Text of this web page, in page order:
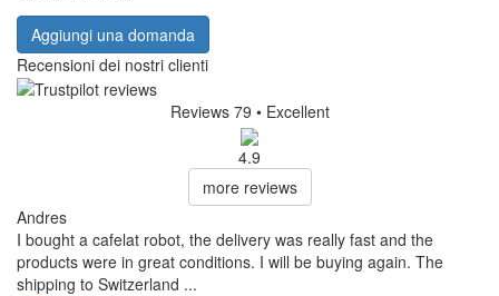
Aggiungi una domanda
Recensioni dei nostri clienti
Reviews 79 • Excellent
4.9
more reviews
Andres
I bought a cafelat robot, the delivery was really fast and the
products were in great conditions. I will be buying again. The
shipping to Switzerland ...